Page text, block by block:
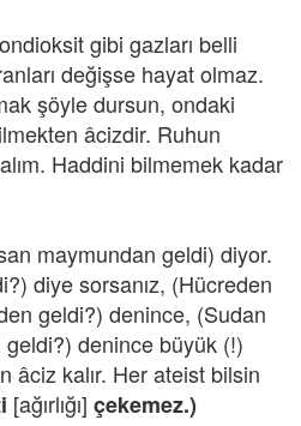
gibi gazları belli
değişse hayat olmaz.
şöyle dursun, ondaki
âcizdir. Ruhun
Haddini bilmemek kadar
maymundan geldi) diyor.
diye sorsanız, (Hücreden
geldi?) denince, (Sudan
denince büyük (!)
âciz kalır. Her ateist bilsin
[ağırlığı] çekemez.)